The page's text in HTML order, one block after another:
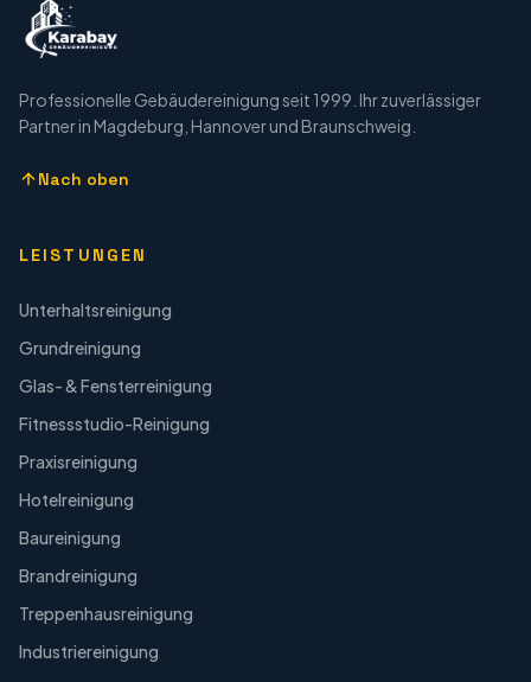
Professionelle Gebäudereinigung seit 1999. Ihr zuverlässiger
Partner in Magdeburg, Hannover und Braunschweig.
Nach oben
LEISTUNGEN
Unterhaltsreinigung
Grundreinigung
Glas- & Fensterreinigung
Fitnessstudio-Reinigung
Praxisreinigung
Hotelreinigung
Baureinigung
Brandreinigung
Treppenhausreinigung
Industriereinigung